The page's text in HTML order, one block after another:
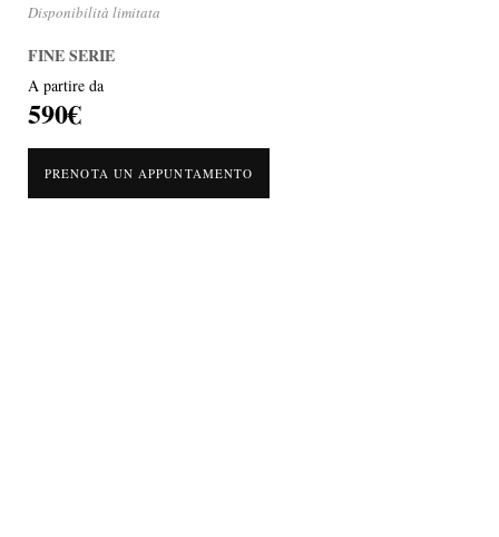
Disponibilità limitata
FINE SERIE
A partire da
590€
PRENOTA UN APPUNTAMENTO